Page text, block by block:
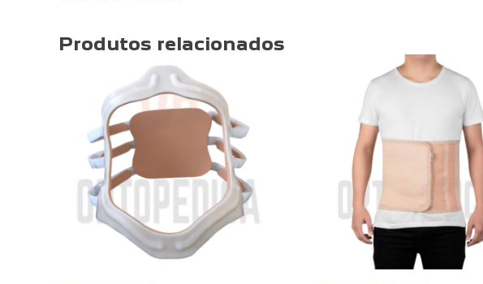
Produtos relacionados